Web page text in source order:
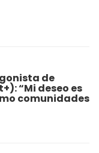
de
“Mi deseo es
comunidades